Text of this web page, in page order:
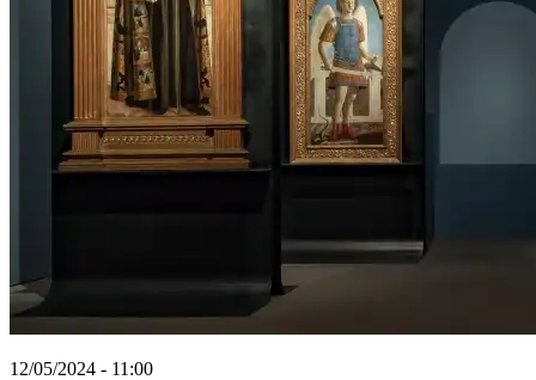
12/05/2024 - 11:00